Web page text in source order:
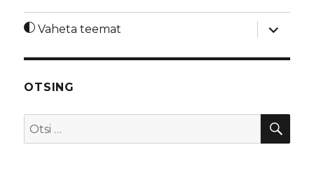
Vaheta teemat
laienda
OTSING
Otsi: